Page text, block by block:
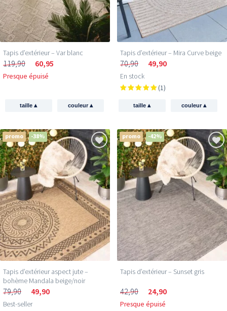
Tapis d’extérieur – Var blanc
119,90 60,95
Presque épuisé
taille▴ couleur▴
Tapis d’extérieur – Mira Curve beige
70,90 49,90
En stock
(1)
taille▴ couleur▴
promo -38%
Tapis d’extérieur aspect jute –
bohème Mandala beige/noir
79,90 49,90
Best-seller
promo -42%
Tapis d’extérieur – Sunset gris
42,90 24,90
Presque épuisé